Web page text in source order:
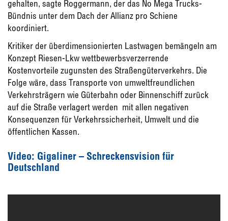
gehalten, sagte Roggermann, der das No Mega Trucks-
Bündnis unter dem Dach der Allianz pro Schiene
koordiniert.
Kritiker der überdimensionierten Lastwagen bemängeln am
Konzept Riesen-Lkw wettbewerbsverzerrende
Kostenvorteile zugunsten des Straßengüterverkehrs. Die
Folge wäre, dass Transporte von umweltfreundlichen
Verkehrsträgern wie Güterbahn oder Binnenschiff zurück
auf die Straße verlagert werden  mit allen negativen
Konsequenzen für Verkehrssicherheit, Umwelt und die
öffentlichen Kassen.
Video: Gigaliner – Schreckensvision für
Deutschland